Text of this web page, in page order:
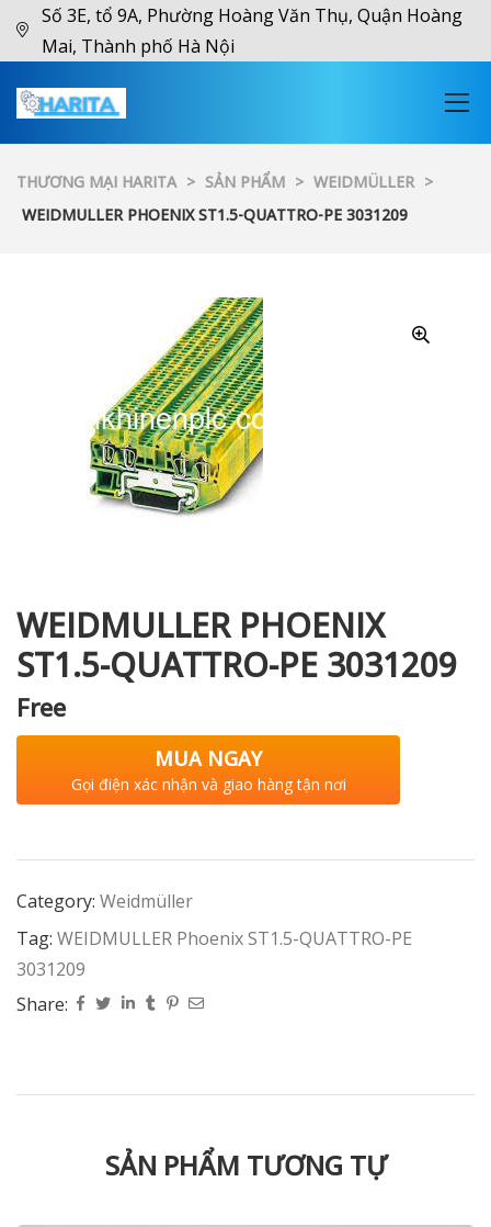
Số 3E, tổ 9A, Phường Hoàng Văn Thụ, Quận Hoàng
Mai, Thành phố Hà Nội
THƯƠNG MẠI HARITA > SẢN PHẨM > WEIDMÜLLER >
WEIDMULLER PHOENIX ST1.5-QUATTRO-PE 3031209
WEIDMULLER PHOENIX
ST1.5-QUATTRO-PE 3031209
Free
MUA NGAY
Gọi điện xác nhận và giao hàng tận nơi
Category: Weidmüller
Tag: WEIDMULLER Phoenix ST1.5-QUATTRO-PE
3031209
Share:
SẢN PHẨM TƯƠNG TỰ